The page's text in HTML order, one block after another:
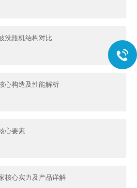
洗瓶机结构对比
心构造及性能解析
心要素
核心实力及产品详解